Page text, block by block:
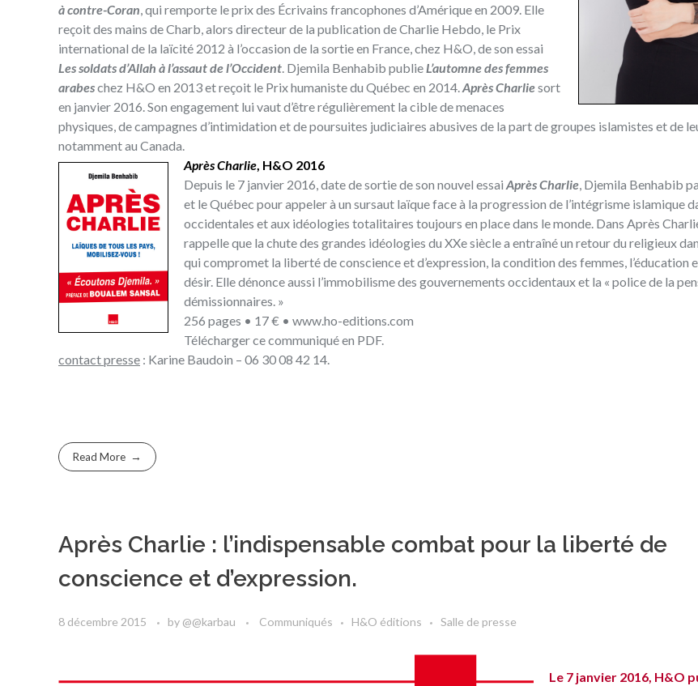
à contre-Coran , qui remporte le prix des Écrivains francophones d’Amérique en 2009. Elle
reçoit des mains de Charb, alors directeur de la publication de Charlie Hebdo, le Prix
international de la laïcité 2012 à l’occasion de la sortie en France, chez H&O, de son essai
Les soldats d’Allah à l’assaut de l’Occident . Djemila Benhabib publie L’automne des femmes
arabeschez H&O en 2013 et reçoit le Prix humaniste du Québec en 2014. Après Charliesort
en janvier 2016. Son engagement lui vaut d’être régulièrement la cible de menaces
physiques, de campagnes d’intimidation et de poursuites judiciaires abusives de la part de groupes islamistes et de
notamment au Canada.
Après Charlie , H&O 2016
Depuis le 7 janvier 2016, date de sortie de son nouvel essaiAprès Charlie , Djemila Benhabib
et le Québec pour appeler à un sursaut laïque face à la progression de l’intégrisme islamique
occidentales et aux idéologies totalitaires toujours en place dans le monde. Dans Après
rappelle que la chute des grandes idéologies du XXe siècle a entraîné un retour du religieux
qui compromet la liberté de conscience et d’expression, la condition des femmes, l’éducation
désir. Elle dénonce aussi l’immobilisme des gouvernements occidentaux et la « police de la
démissionnaires. »
256 pages • 17 € •www.ho-editions.com
Téléchargerce communiqué en PDF.
contact presse : Karine Baudoin – 06 30 08 42 14.
Read More
Après Charlie : l’indispensable combat pour la liberté de
conscience et d’expression.
8 décembre 2015 by @@karbau Communiqués H&O éditions Salle de presse
Le 7 janvier 2016, H&O